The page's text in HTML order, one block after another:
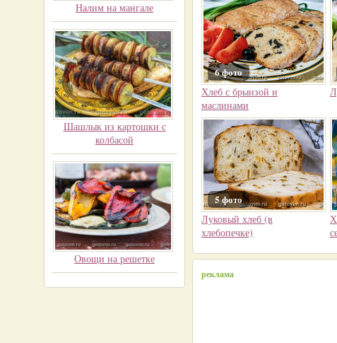
Налим на мангале
Шашлык из картошки с
колбасой
Овощи на решетке
6 фото
Хлеб с брынзой и
маслинами
5 фото
Луковый хлеб (в
хлебопечке)
реклама